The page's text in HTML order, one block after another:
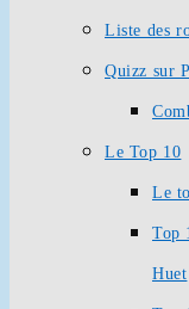
Liste des
Quizz sur
Le Top 10
Le
Top
Huet